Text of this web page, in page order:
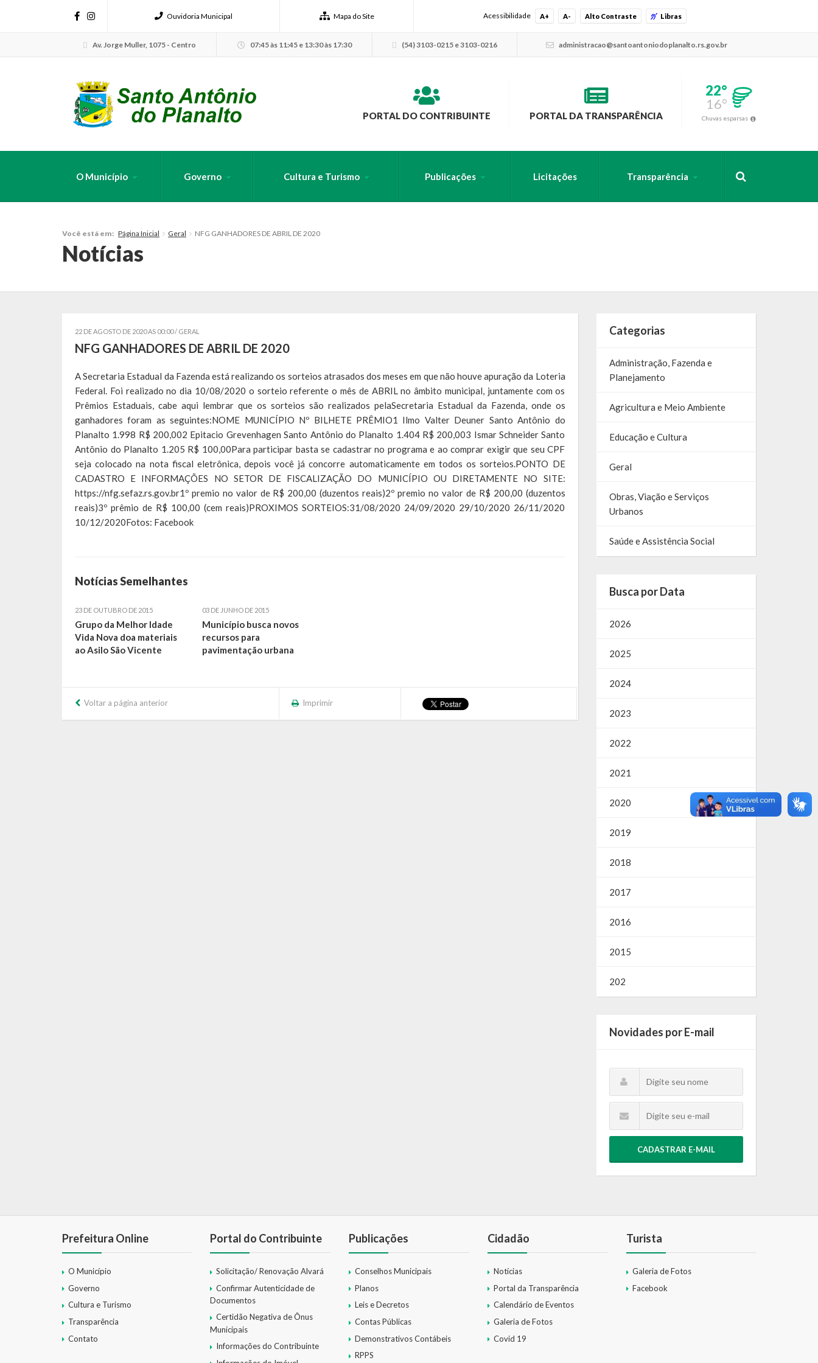
Ouvidoria Municipal Mapa do Site Acessibilidade A+ A- Alto Contraste Libras
Av. Jorge Muller, 1075 - Centro 07:45 às 11:45 e 13:30 às 17:30 (54) 3103-0215 e 3103-0216 administracao@santoantoniodoplanalto.rs.gov.br
PORTAL DO CONTRIBUINTE PORTAL DA TRANSPARÊNCIA
22°
16°
Chuvas esparsas
O Município Governo Cultura e Turismo Publicações Licitações Transparência
Você está em: Página Inicial Geral NFG GANHADORES DE ABRIL DE 2020
Notícias
22 DE AGOSTO DE 2020 AS 00:00 / GERAL
NFG GANHADORES DE ABRIL DE 2020
A Secretaria Estadual da Fazenda está realizando os sorteios atrasados dos meses em que não houve apuração da Loteria
Federal. Foi realizado no dia 10/08/2020 o sorteio referente o mês de ABRIL no âmbito municipal, juntamente com os
Prêmios Estaduais, cabe aqui lembrar que os sorteios são realizados pelaSecretaria Estadual da Fazenda, onde os
ganhadores foram as seguintes:NOME MUNICÍPIO Nº BILHETE PRÊMIO1 Ilmo Valter Deuner Santo Antônio do
Planalto 1.998 R$ 200,002 Epitacio Grevenhagen Santo Antônio do Planalto 1.404 R$ 200,003 Ismar Schneider Santo
Antônio do Planalto 1.205 R$ 100,00Para participar basta se cadastrar no programa e ao comprar exigir que seu CPF
seja colocado na nota fiscal eletrônica, depois você já concorre automaticamente em todos os sorteios.PONTO DE
CADASTRO E INFORMAÇÕES NO SETOR DE FISCALIZAÇÃO DO MUNICÍPIO OU DIRETAMENTE NO SITE:
https://nfg.sefaz.rs.gov.br1º premio no valor de R$ 200,00 (duzentos reais)2º premio no valor de R$ 200,00 (duzentos
reais)3º prêmio de R$ 100,00 (cem reais)PROXIMOS SORTEIOS:31/08/2020 24/09/2020 29/10/2020 26/11/2020
10/12/2020Fotos: Facebook
Notícias Semelhantes
23 DE OUTUBRO DE 2015
Grupo da Melhor Idade
Vida Nova doa materiais
ao Asilo São Vicente
03 DE JUNHO DE 2015
Município busca novos
recursos para
pavimentação urbana
Voltar a página anterior Imprimir
Categorias
Administração, Fazenda e
Planejamento
Agricultura e Meio Ambiente
Educação e Cultura
Geral
Obras, Viação e Serviços
Urbanos
Saúde e Assistência Social
Busca por Data
2026
2025
2024
2023
2022
2021
2020
2019
2018
2017
2016
2015
202
Novidades por E-mail
CADASTRAR E-MAIL
Prefeitura Online
O Município
Governo
Cultura e Turismo
Transparência
Contato
Portal do Contribuinte
Solicitação/ Renovação Alvará
Confirmar Autenticidade de
Documentos
Certidão Negativa de Ônus
Municipais
Informações do Contribuinte
Publicações
Conselhos Municipais
Planos
Leis e Decretos
Contas Públicas
Demonstrativos Contábeis
RPPS
Cidadão
Notícias
Portal da Transparência
Calendário de Eventos
Galeria de Fotos
Covid 19
Turista
Galeria de Fotos
Facebook